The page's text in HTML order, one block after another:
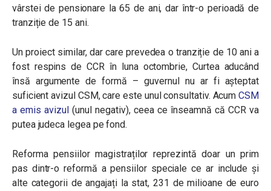
vârstei de pensionare la 65 de ani, dar într-o perioadă de
tranziție de 15 ani.
Un proiect similar, dar care prevedea o tranziție de 10 ani a
fost respins de CCR în luna octombrie, Curtea aducând
însă argumente de formă – guvernul nu ar fi așteptat
suficient avizul CSM, care este unul consultativ. AcumCSM
a emis avizul(unul negativ), ceea ce înseamnă că CCR va
putea judeca legea pe fond.
Reforma pensiilor magistraților reprezintă doar un prim
pas dintr-o reformă a pensiilor speciale ce ar include și
alte categorii de angajați la stat, 231 de milioane de euro